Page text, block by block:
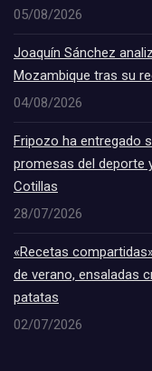
05/08/2026
Joaquín Sánchez
Mozambique tras su
04/08/2026
Fripozo ha entregado
promesas del deporte
Cotillas
28/07/2026
«Recetas
de verano, ensaladas
patatas
02/07/2026